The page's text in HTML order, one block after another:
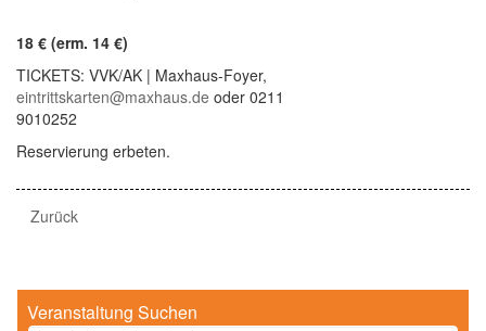
18 € (erm. 14 €)
TICKETS: VVK/AK | Maxhaus-Foyer,
eintrittskarten@maxhaus.de oder 0211
9010252
Reservierung erbeten.
Zurück
Veranstaltung Suchen